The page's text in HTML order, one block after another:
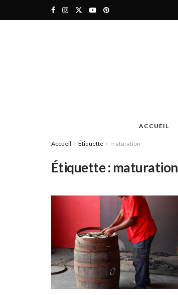
ACCUEIL
Accueil Étiquette maturation
Étiquette : maturation